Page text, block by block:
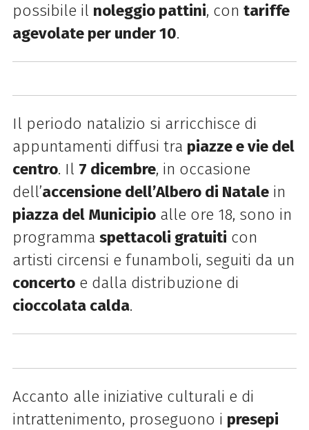
possibile il noleggio pattini, con tariffe
agevolate per under 10.
Il periodo natalizio si arricchisce di
appuntamenti diffusi tra piazze e vie del
centro. Il 7 dicembre, in occasione
dell’accensione dell’Albero di Natalein
piazza del Municipioalle ore 18, sono in
programma spettacoli gratuiti con
artisti circensi e funamboli, seguiti da un
concertoe dalla distribuzione di
cioccolata calda.
Accanto alle iniziative culturali e di
intrattenimento, proseguono i presepi